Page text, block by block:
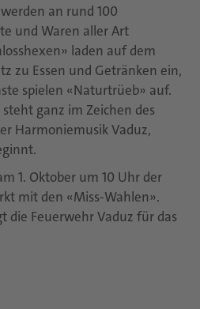
an rund 100
und Waren aller Art
laden auf dem
zu Essen und Getränken ein,
spielen «Naturtrüeb» auf.
ganz im Zeichen des
Harmoniemusik Vaduz,
1. Oktober um 10 Uhr der
mit den «Miss-Wahlen».
die Feuerwehr Vaduz für das